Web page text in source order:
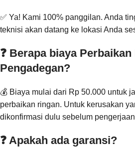
✅ Ya! Kami 100% panggilan. Anda
teknisi akan datang ke lokasi Anda
❓ Berapa biaya
Pengadegan?
💰 Biaya mulai dari Rp 50.000 untuk
perbaikan ringan. Untuk kerusakan
dikonfirmasi dulu sebelum
❓ Apakah ada garansi?